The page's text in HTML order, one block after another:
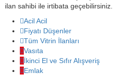
ilan sahibi ile irtibata geçebilirsiniz.
Acil Acil
Fiyatı Düşenler
Tüm Vitrin İlanları
Vasıta
İkinci El ve Sıfır Alışveriş
Emlak